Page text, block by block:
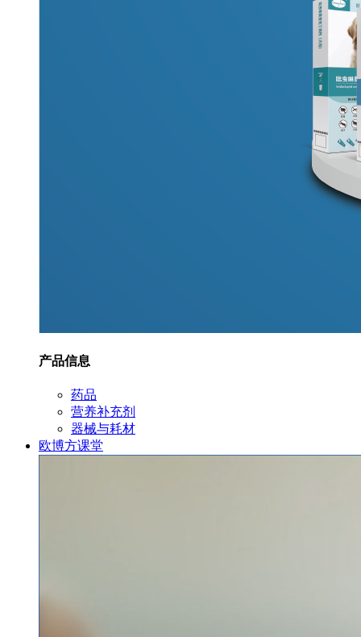
产品信息
药品
营养补充剂
器械与耗材
欧博方课堂